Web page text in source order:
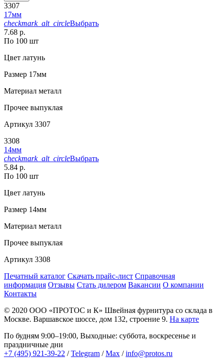
3307
17мм
checkmark_alt_circleВыбрать
7.68 р.
По 100 шт
Цвет латунь
Размер 17мм
Материал металл
Прочее выпуклая
Артикул 3307
3308
14мм
checkmark_alt_circleВыбрать
5.84 р.
По 100 шт
Цвет латунь
Размер 14мм
Материал металл
Прочее выпуклая
Артикул 3308
Печатный каталог Скачать прайс-лист Справочная
информация Отзывы Стать дилером Вакансии О компании
Контакты
© 2020 ООО «ПРОТОС и К» Швейная фурнитура со склада в
Москве. Варшавское шоссе, дом 132, строение 9. На карте
По будням 9:00–19:00, Выходные: суббота, воскресенье и
праздничные дни
+7 (495) 921-39-22 /Telegram /Max /info@protos.ru